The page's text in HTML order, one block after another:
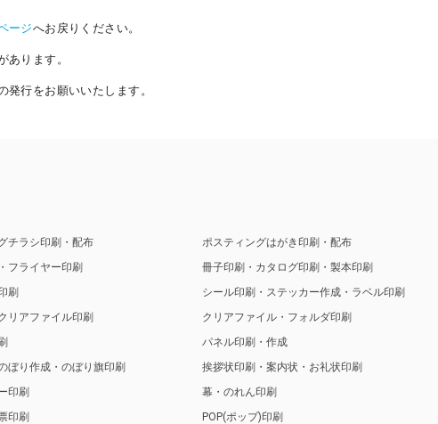
ージへお戻りください。
あります。
行をお願いいたします。
チラシ印刷・配布
フライヤー印刷
刷
リアファイル印刷
ぼり作成・のぼり旗印刷
印刷
印刷
ポスティングはがき印刷・配布
冊子印刷・カタログ印刷・製本印刷
シール印刷・ステッカー作成・ラベル印刷
クリアファイル・フォルダ印刷
パネル印刷・作成
挨拶状印刷・案内状・お礼状印刷
幕・のれん印刷
POP(ポップ)印刷